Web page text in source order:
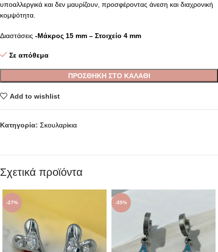
υποαλλεργικά και δεν μαυρίζουν, προσφέροντας άνεση και διαχρονική
κομψότητα.
Διαστάσεις -Μάκρος 15 mm – Στοιχείο 4 mm
Σε απόθεμα
ΠΡΟΣΘΉΚΗ ΣΤΟ ΚΑΛΆΘΙ
Add to wishlist
Κατηγορία: Σκουλαρίκια
Σχετικά προϊόντα
-27% -35%